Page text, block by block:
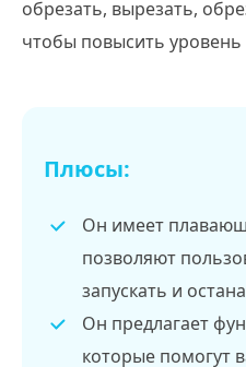
обрезать, вырезать,
чтобы повысить уровень
Плюсы:
Он имеет
позволяют
запускать и
Он предлагает
которые помогут